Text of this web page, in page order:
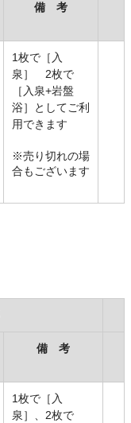
備 考
1枚で［入
泉］ 2枚で
［入泉+岩盤
浴］としてご利
用できます
※売り切れの場
合もございます
備 考
1枚で［入
泉］、2枚で